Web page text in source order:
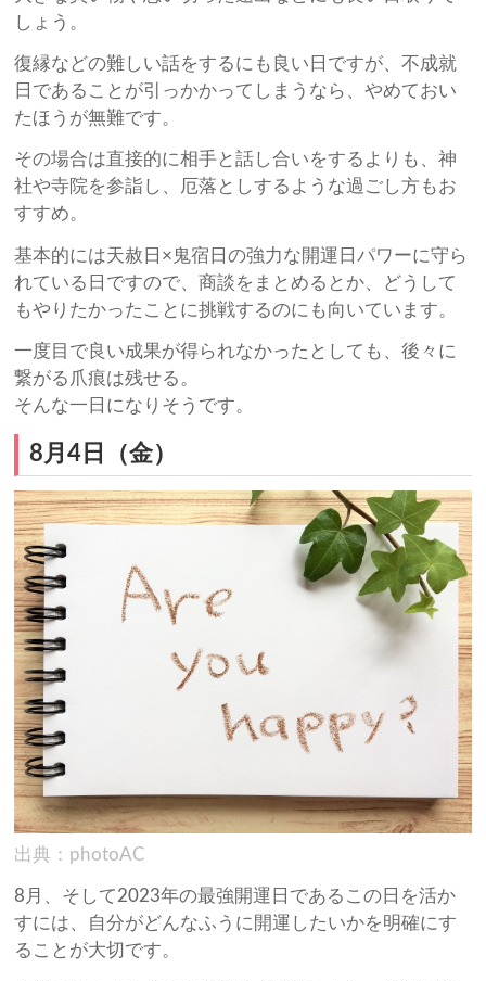
しょう。
復縁などの難しい話をするにも良い日ですが、不成就
日であることが引っかかってしまうなら、やめておい
たほうが無難です。
その場合は直接的に相手と話し合いをするよりも、神
社や寺院を参詣し、厄落としするような過ごし方もお
すすめ。
基本的には天赦日×鬼宿日の強力な開運日パワーに守ら
れている日ですので、商談をまとめるとか、どうして
もやりたかったことに挑戦するのにも向いています。
一度目で良い成果が得られなかったとしても、後々に
繋がる爪痕は残せる。
そんな一日になりそうです。
8月4日（金）
出典：photoAC
8月、そして2023年の最強開運日であるこの日を活か
すには、自分がどんなふうに開運したいかを明確にす
ることが大切です。